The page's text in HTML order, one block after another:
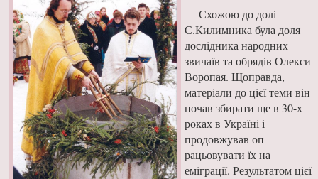
Схожою до долі
С.Кили­мника була доля
дослідника на­родних
звичаїв та обрядів Олекси
Воропая. Щоправ­да,
матеріали до цієї теми він
почав збирати ще в 30-х
роках в Україні і
продовжував оп­
рацьовувати їх на
еміграції. Резуль­татом цієї